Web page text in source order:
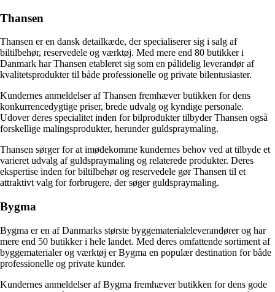
Thansen
Thansen er en dansk detailkæde, der specialiserer sig i salg af
biltilbehør, reservedele og værktøj. Med mere end 80 butikker i
Danmark har Thansen etableret sig som en pålidelig leverandør af
kvalitetsprodukter til både professionelle og private bilentusiaster.
Kundernes anmeldelser af Thansen fremhæver butikken for dens
konkurrencedygtige priser, brede udvalg og kyndige personale.
Udover deres specialitet inden for bilprodukter tilbyder Thansen også
forskellige malingsprodukter, herunder guldspraymaling.
Thansen sørger for at imødekomme kundernes behov ved at tilbyde et
varieret udvalg af guldspraymaling og relaterede produkter. Deres
ekspertise inden for biltilbehør og reservedele gør Thansen til et
attraktivt valg for forbrugere, der søger guldspraymaling.
Bygma
Bygma er en af Danmarks største byggematerialeleverandører og har
mere end 50 butikker i hele landet. Med deres omfattende sortiment af
byggematerialer og værktøj er Bygma en populær destination for både
professionelle og private kunder.
Kundernes anmeldelser af Bygma fremhæver butikken for dens gode